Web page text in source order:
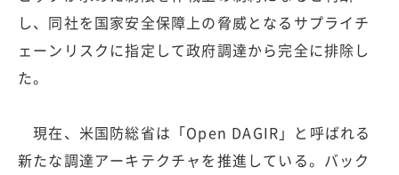
し、同社を国家安全保障上の脅威となるサプライチ
ェーンリスクに指定して政府調達から完全に排除し
た。
現在、米国防総省は「Open DAGIR」と呼ばれる
新たな調達アーキテクチャを推進している。バック